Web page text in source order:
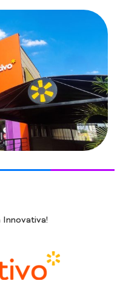
Innovativa!